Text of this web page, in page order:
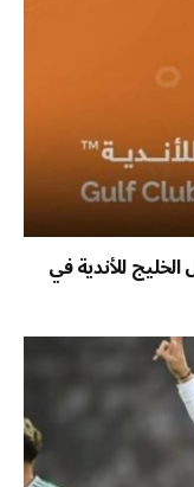
للأندية في